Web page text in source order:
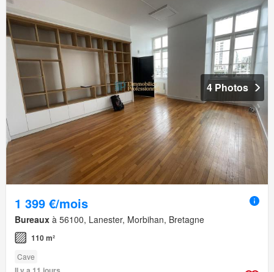
4 Photos
1 399 €/mois
Bureaux à 56100, Lanester, Morbihan, Bretagne
110 m²
Cave